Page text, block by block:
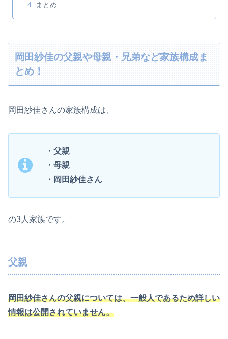
まとめ
岡田紗佳の父親や母親・兄弟など家族構成ま
とめ！
岡田紗佳さんの家族構成は、
・父親
・母親
・岡田紗佳さん
の3人家族です。
父親
岡田紗佳さんの父親については、一般人であるため詳しい
情報は公開されていません。